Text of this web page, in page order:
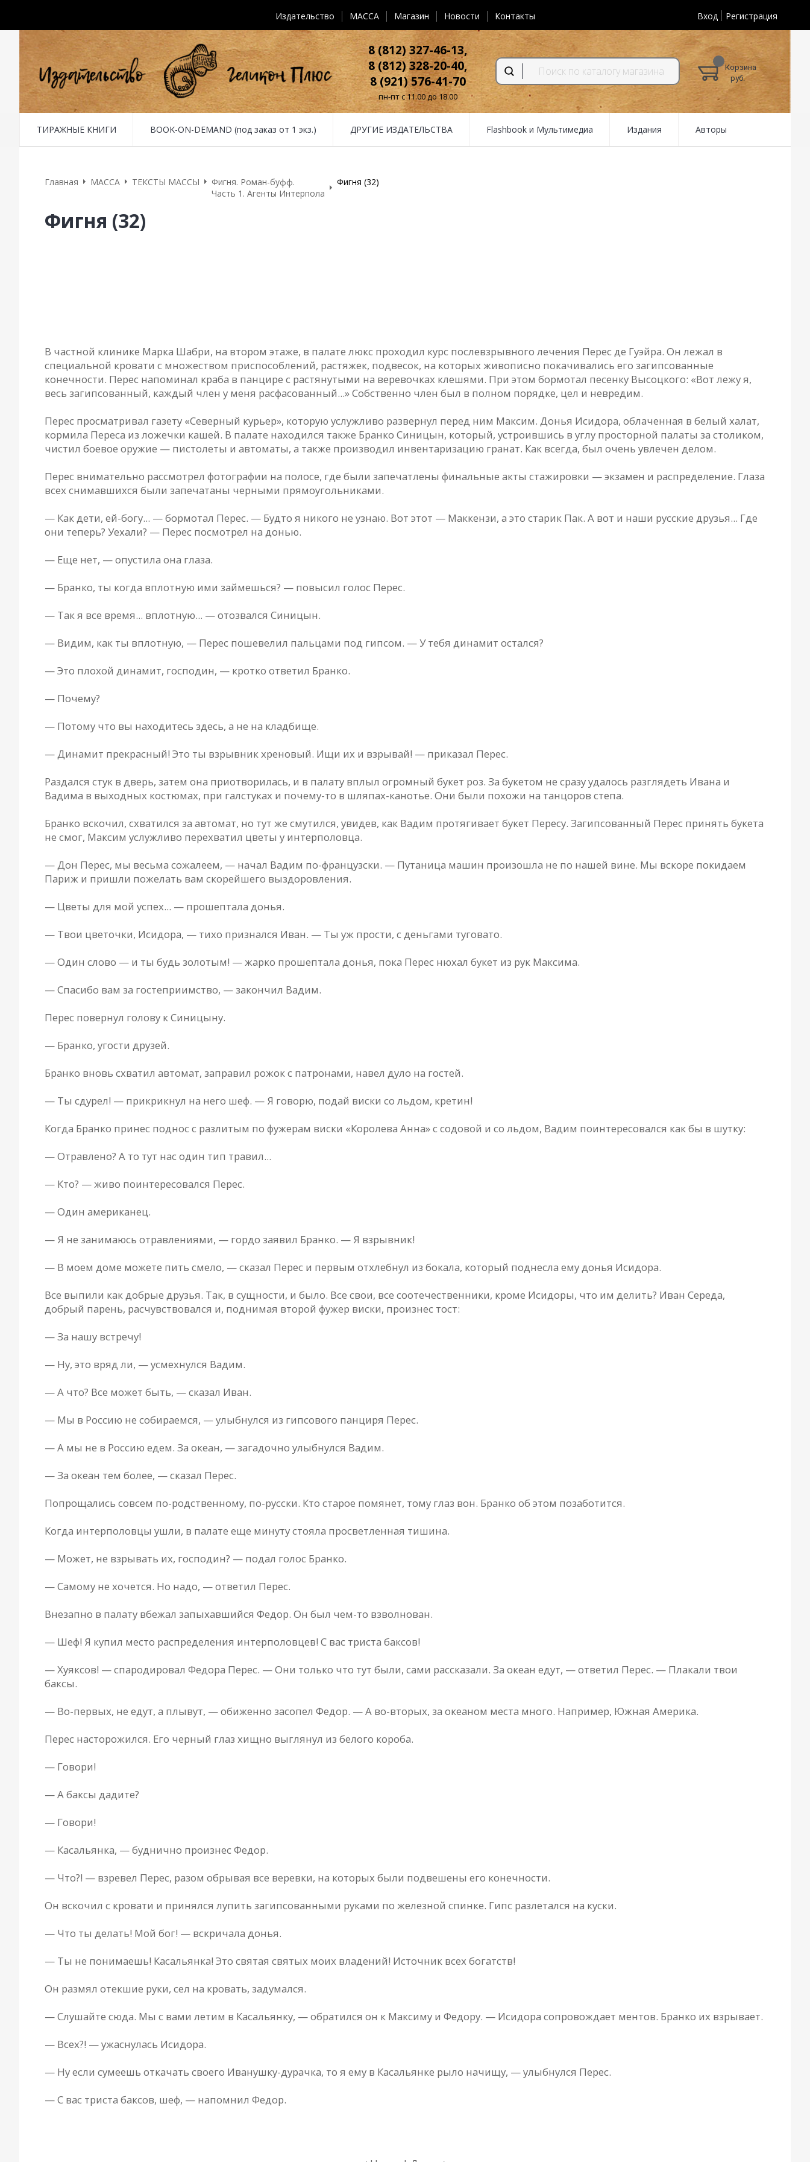
Издательство MACCA Магазин Новости Контакты Вход Регистрация
8 (812) 327-46-13,
8 (812) 328-20-40,
8 (921) 576-41-70
пн-пт с 11.00 до 18.00
Корзина
руб.
ТИРАЖНЫЕ КНИГИ BOOK-ON-DEMAND (под заказ от 1 экз.) ДРУГИЕ ИЗДАТЕЛЬСТВА Flashbook и Мультимедиа Издания Авторы
Главная
MACCA ТЕКСТЫ МАССЫ
Фигня. Роман-буфф.
Часть 1. Агенты Интерпола
Фигня (32)
Фигня (32)
В частной клинике Марка Шабри, на втором этаже, в палате люкс проходил курс послевзрывного лечения Перес де Гуэйра. Он лежал в
специальной кровати с множеством приспособлений, растяжек, подвесок, на которых живописно покачивались его загипсованные
конечности. Перес напоминал краба в панцире с растянутыми на веревочках клешями. При этом бормотал песенку Высоцкого: «Вот лежу я,
весь загипсованный, каждый член у меня расфасованный...» Собственно член был в полном порядке, цел и невредим.
Перес просматривал газету «Северный курьер», которую услужливо развернул перед ним Максим. Донья Исидора, облаченная в белый халат,
кормила Переса из ложечки кашей. В палате находился также Бранко Синицын, который, устроившись в углу просторной палаты за столиком,
чистил боевое оружие — пистолеты и автоматы, а также производил инвентаризацию гранат. Как всегда, был очень увлечен делом.
Перес внимательно рассмотрел фотографии на полосе, где были запечатлены финальные акты стажировки — экзамен и распределение. Глаза
всех снимавшихся были запечатаны черными прямоугольниками.
— Как дети, ей-богу... — бормотал Перес. — Будто я никого не узнаю. Вот этот — Маккензи, а это старик Пак. А вот и наши русские друзья... Где
они теперь? Уехали? — Перес посмотрел на донью.
— Еще нет, — опустила она глаза.
— Бранко, ты когда вплотную ими займешься? — повысил голос Перес.
— Так я все время... вплотную... — отозвался Синицын.
— Видим, как ты вплотную, — Перес пошевелил пальцами под гипсом. — У тебя динамит остался?
— Это плохой динамит, господин, — кротко ответил Бранко.
— Почему?
— Потому что вы находитесь здесь, а не на кладбище.
— Динамит прекрасный! Это ты взрывник хреновый. Ищи их и взрывай! — приказал Перес.
Раздался стук в дверь, затем она приотворилась, и в палату вплыл огромный букет роз. За букетом не сразу удалось разглядеть Ивана и
Вадима в выходных костюмах, при галстуках и почему-то в шляпах-канотье. Они были похожи на танцоров степа.
Бранко вскочил, схватился за автомат, но тут же смутился, увидев, как Вадим протягивает букет Пересу. Загипсованный Перес принять букета
не смог, Максим услужливо перехватил цветы у интерполовца.
— Дон Перес, мы весьма сожалеем, — начал Вадим по-французски. — Путаница машин произошла не по нашей вине. Мы вскоре покидаем
Париж и пришли пожелать вам скорейшего выздоровления.
— Цветы для мой успех... — прошептала донья.
— Твои цветочки, Исидора, — тихо признался Иван. — Ты уж прости, с деньгами туговато.
— Один слово — и ты будь золотым! — жарко прошептала донья, пока Перес нюхал букет из рук Максима.
— Спасибо вам за гостеприимство, — закончил Вадим.
Перес повернул голову к Синицыну.
— Бранко, угости друзей.
Бранко вновь схватил автомат, заправил рожок с патронами, навел дуло на гостей.
— Ты сдурел! — прикрикнул на него шеф. — Я говорю, подай виски со льдом, кретин!
Когда Бранко принес поднос с разлитым по фужерам виски «Королева Анна» с содовой и со льдом, Вадим поинтересовался как бы в шутку:
— Отравлено? А то тут нас один тип травил...
— Кто? — живо поинтересовался Перес.
— Один американец.
— Я не занимаюсь отравлениями, — гордо заявил Бранко. — Я взрывник!
— В моем доме можете пить смело, — сказал Перес и первым отхлебнул из бокала, который поднесла ему донья Исидора.
Все выпили как добрые друзья. Так, в сущности, и было. Все свои, все соотечественники, кроме Исидоры, что им делить? Иван Середа,
добрый парень, расчувствовался и, поднимая второй фужер виски, произнес тост:
— За нашу встречу!
— Ну, это вряд ли, — усмехнулся Вадим.
— А что? Все может быть, — сказал Иван.
— Мы в Россию не собираемся, — улыбнулся из гипсового панциря Перес.
— А мы не в Россию едем. За океан, — загадочно улыбнулся Вадим.
— За океан тем более, — сказал Перес.
Попрощались совсем по-родственному, по-русски. Кто старое помянет, тому глаз вон. Бранко об этом позаботится.
Когда интерполовцы ушли, в палате еще минуту стояла просветленная тишина.
— Может, не взрывать их, господин? — подал голос Бранко.
— Самому не хочется. Но надо, — ответил Перес.
Внезапно в палату вбежал запыхавшийся Федор. Он был чем-то взволнован.
— Шеф! Я купил место распределения интерполовцев! С вас триста баксов!
— Хуяксов! — спародировал Федора Перес. — Они только что тут были, сами рассказали. За океан едут, — ответил Перес. — Плакали твои
баксы.
— Во-первых, не едут, а плывут, — обиженно засопел Федор. — А во-вторых, за океаном места много. Например, Южная Америка.
Перес насторожился. Его черный глаз хищно выглянул из белого короба.
— Говори!
— А баксы дадите?
— Говори!
— Касальянка, — буднично произнес Федор.
— Что?! — взревел Перес, разом обрывая все веревки, на которых были подвешены его конечности.
Он вскочил с кровати и принялся лупить загипсованными руками по железной спинке. Гипс разлетался на куски.
— Что ты делать! Мой бог! — вскричала донья.
— Ты не понимаешь! Касальянка! Это святая святых моих владений! Источник всех богатств!
Он размял отекшие руки, сел на кровать, задумался.
— Слушайте сюда. Мы с вами летим в Касальянку, — обратился он к Максиму и Федору. — Исидора сопровождает ментов. Бранко их взрывает.
— Всех?! — ужаснулась Исидора.
— Ну если сумеешь откачать своего Иванушку-дурачка, то я ему в Касальянке рыло начищу, — улыбнулся Перес.
— С вас триста баксов, шеф, — напомнил Федор.